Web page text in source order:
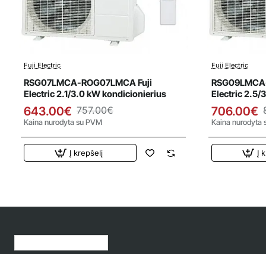
Išpardavimas
Fuji Electric
RSG07LMCA-ROG07LMCA Fuji
Electric 2.1/3.0 kW kondicionierius
643.00€ 757.00€
Kaina nurodyta su PVM
Į krepšelį
Fuji Electric
Electric 2.5/
706.00€
Kaina nurodyta
Į